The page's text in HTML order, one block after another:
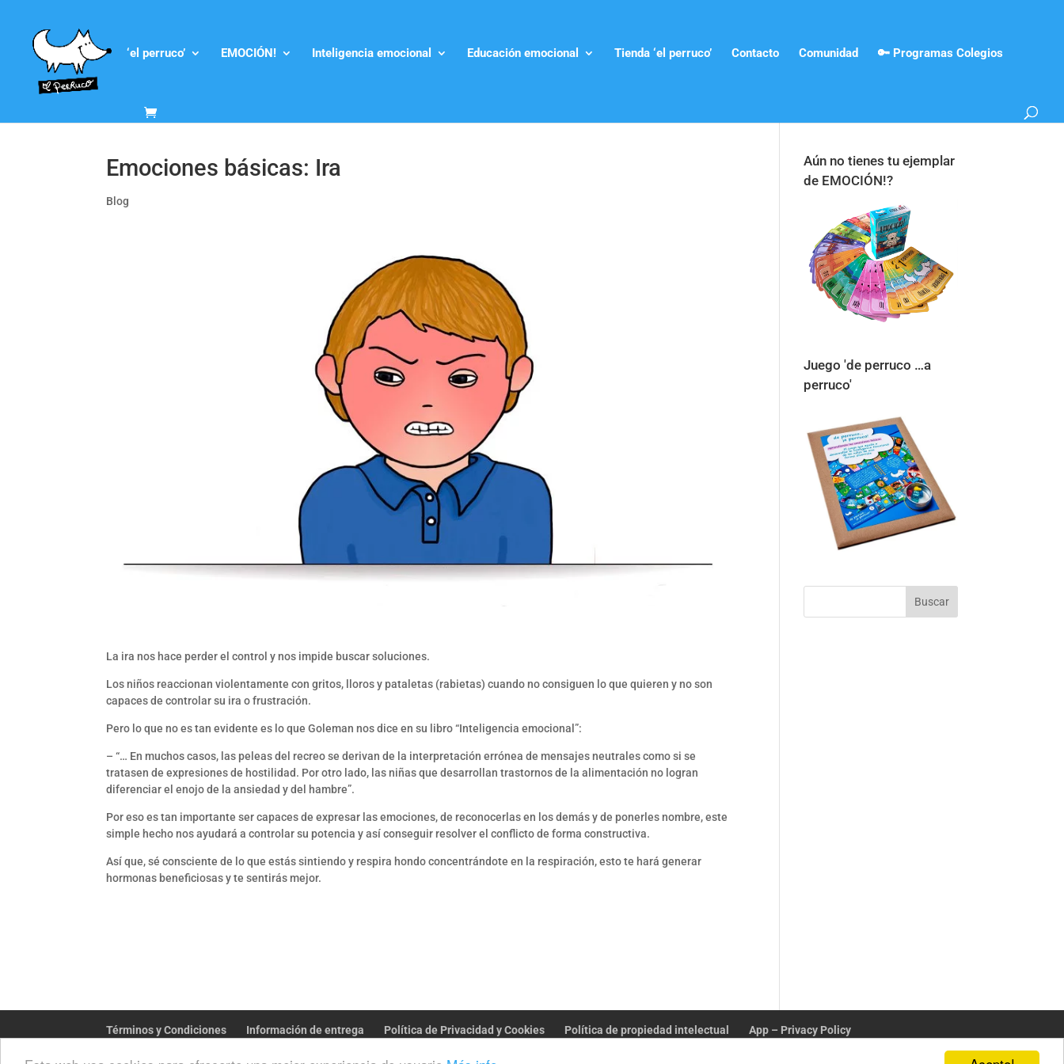
‘el perruco’ EMOCIÓN! Inteligencia emocional Educación emocional Tienda ‘el perruco’ Contacto Comunidad 🔑 Programas Colegios
Emociones básicas: Ira
Blog
La ira nos hace perder el control y nos impide buscar soluciones.
Los niños reaccionan violentamente con gritos, lloros y pataletas (rabietas) cuando no consiguen lo que quieren y no son
capaces de controlar su ira o frustración.
Pero lo que no es tan evidente es lo que Goleman nos dice en su libro “Inteligencia emocional”:
– “… En muchos casos, las peleas del recreo se derivan de la interpretación errónea de mensajes neutrales como si se
tratasen de expresiones de hostilidad. Por otro lado, las niñas que desarrollan trastornos de la alimentación no logran
diferenciar el enojo de la ansiedad y del hambre”.
Por eso es tan importante ser capaces de expresar las emociones, de reconocerlas en los demás y de ponerles nombre, este
simple hecho nos ayudará a controlar su potencia y así conseguir resolver el conflicto de forma constructiva.
Así que, sé consciente de lo que estás sintiendo y respira hondo concentrándote en la respiración, esto te hará generar
hormonas beneficiosas y te sentirás mejor.
Aún no tienes tu ejemplar
de EMOCIÓN!?
Juego 'de perruco …a
perruco'
Términos y Condiciones Información de entrega Política de Privacidad y Cookies Política de propiedad intelectual App – Privacy Policy